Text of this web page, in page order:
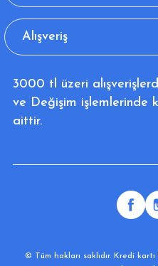
Alışveriş
3000 tl üzeri
ve Değişim işlemlerinde
aittir.
© Tüm hakları saklıdır. Kredi